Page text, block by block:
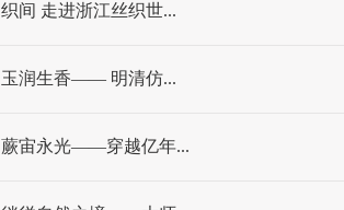
织间 走进浙江丝织世...
玉润生香—— 明清仿...
蕨宙永光——穿越亿年...